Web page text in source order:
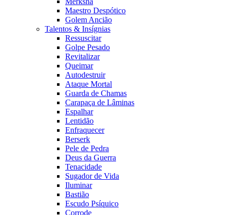
Maestro Despótico
Golem Ancião
Talentos & Insígnias
Ressuscitar
Golpe Pesado
Revitalizar
Queimar
Autodestruir
Ataque Mortal
Guarda de Chamas
Carapaça de Lâminas
Espalhar
Lentidão
Enfraquecer
Berserk
Pele de Pedra
Deus da Guerra
Tenacidade
Sugador de Vida
Iluminar
Bastião
Escudo Psíquico
Corrode